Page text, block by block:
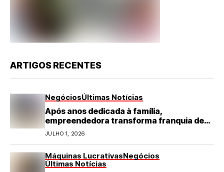
ARTIGOS RECENTES
NegóciosÚltimas Notícias
Após anos dedicada à família,
empreendedora transforma franquia de
turismo em negócio de destaque no RN
JULHO 1, 2026
Máquinas LucrativasNegócios
Últimas Notícias